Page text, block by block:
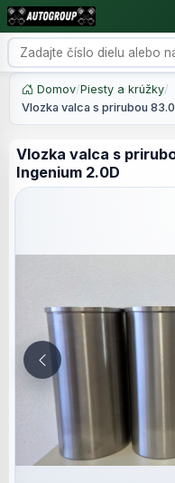
Domov/Piesty a krúžky/
Vlozka valca s prirubou
Vlozka valca s
Ingenium 2.0D